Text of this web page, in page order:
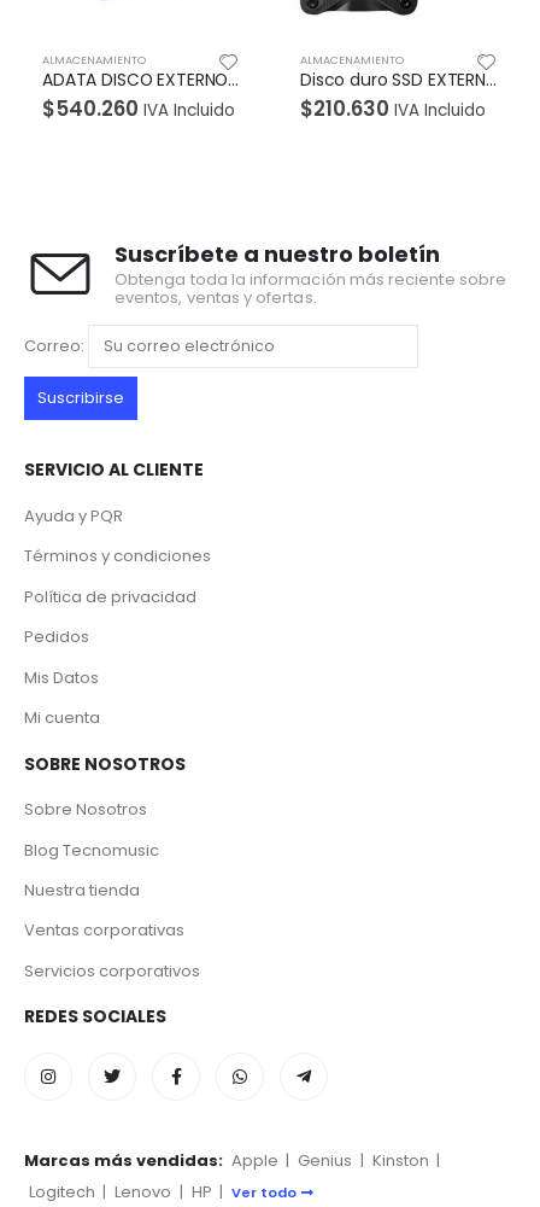
ALMACENAMIENTO
$210.630 IVA Incluido
ALMACENAMIENTO
$16.660 IVA Incluido
Suscríbete a nuestro boletín
Obtenga toda la información más reciente sobre
eventos, ventas y ofertas.
Correo:
SERVICIO AL CLIENTE
Ayuda y PQR
Términos y condiciones
Política de privacidad
Pedidos
Mis Datos
Mi cuenta
SOBRE NOSOTROS
Sobre Nosotros
Blog Tecnomusic
Nuestra tienda
Ventas corporativas
Servicios corporativos
REDES SOCIALES
Marcas más vendidas: Apple | Genius | Kinston |
Logitech | Lenovo | HP | Ver todo